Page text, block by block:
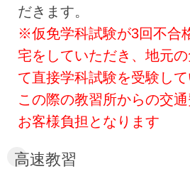
だきます。
※仮免学科試験が3回不合
宅をしていただき、地元
て直接学科試験を受験して
この際の教習所からの交
お客様負担となります
高速教習